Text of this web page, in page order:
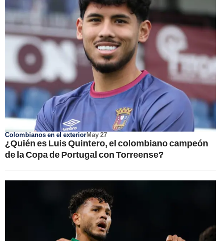
Colombianos en el exteriorMay 27
¿Quién es Luis Quintero, el colombiano campeón
de la Copa de Portugal con Torreense?